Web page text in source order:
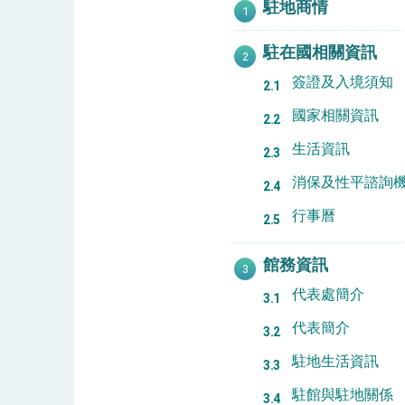
民調顯示多數國人滿意政府外交表現，
總統主持「守護民主台灣國安行動方案
變局中 奮起的新臺灣 總統發表國慶演
總統發表執政周年談話 盼面對未來挑
賴總統就職演說影片
我國政府將在美國亞利桑納州設立「駐
駐地商情
駐在國相關資訊
簽證及入境須知
國家相關資訊
生活資訊
消保及性平諮詢
行事曆
館務資訊
代表處簡介
代表簡介
駐地生活資訊
駐館與駐地關係